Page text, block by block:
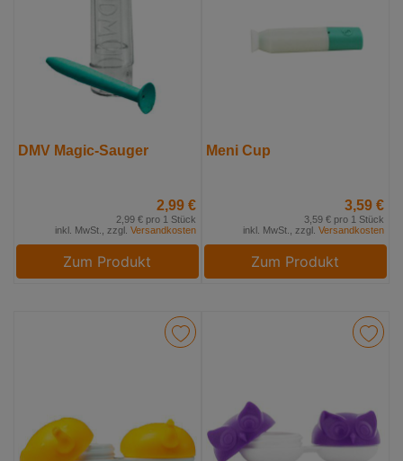
DMV Magic-Sauger
2,99 €
2,99 € pro 1 Stück
inkl. MwSt., zzgl. Versandkosten
Zum Produkt
Meni Cup
3,59 €
3,59 € pro 1 Stück
inkl. MwSt., zzgl. Versandkosten
Zum Produkt